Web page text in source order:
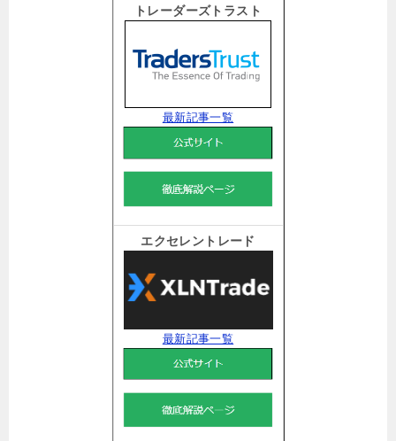
トレーダーズトラスト
最新記事一覧
エクセレントレード
最新記事一覧